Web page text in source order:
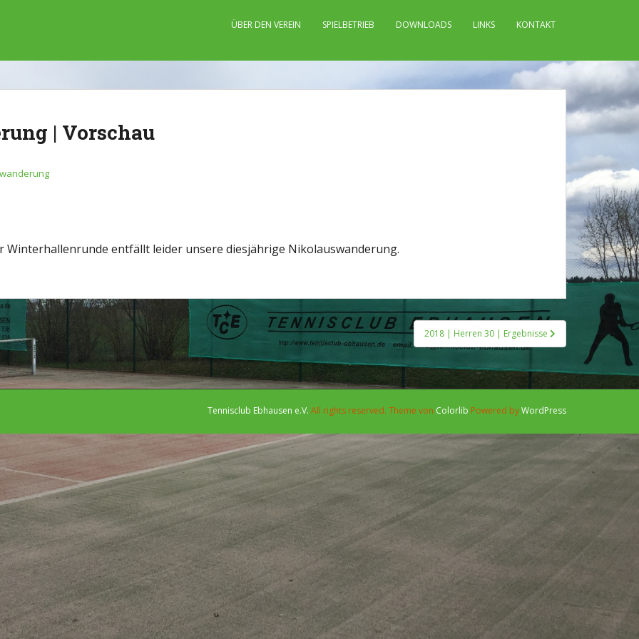
ÜBER DEN VEREIN SPIELBETRIEB DOWNLOADS LINKS KONTAKT
| Vorschau
entfällt leider unsere diesjährige Nikolauswanderung.
2018 | Herren 30 | Ergebnisse
Tennisclub Ebhausen e.V. All rights reserved. Theme von Colorlib Powered byWordPress